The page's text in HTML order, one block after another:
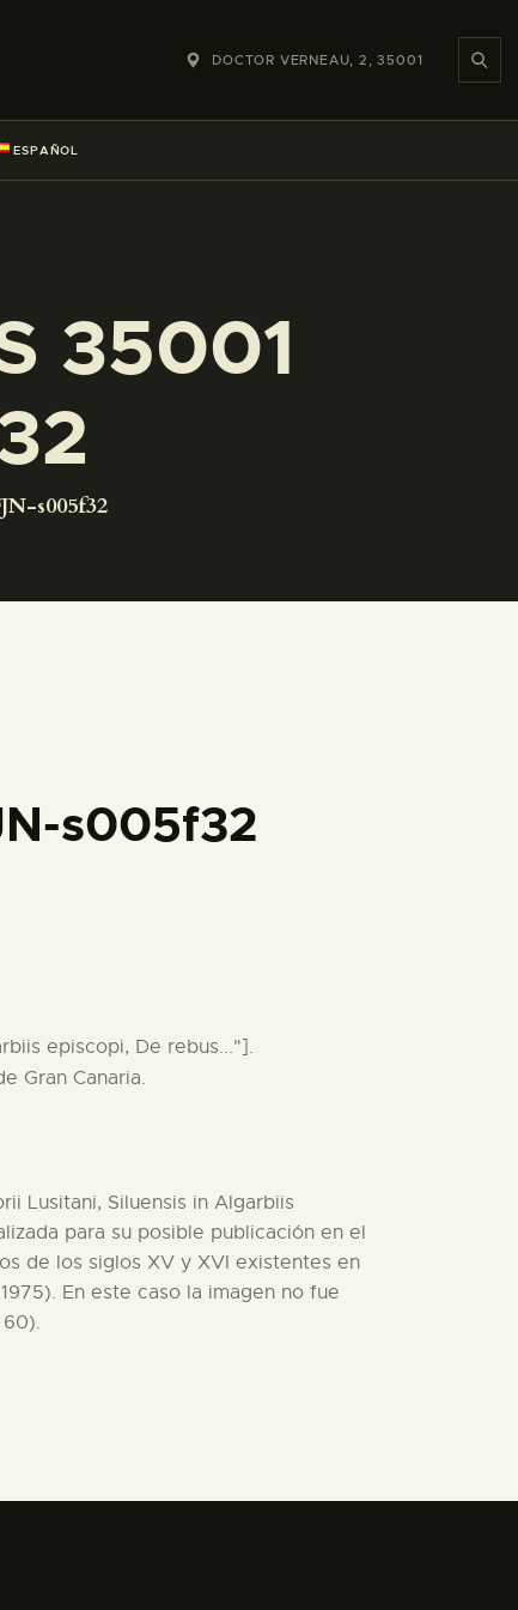
DOCTOR VERNEAU, 2, 35001
ESPAÑOL
35001
s005f32
s005f32
episcopi, De rebus..."].
Gran Canaria.
Lusitani, Siluensis in Algarbiis
para su posible publicación en el
de los siglos XV y XVI existentes en
En este caso la imagen no fue